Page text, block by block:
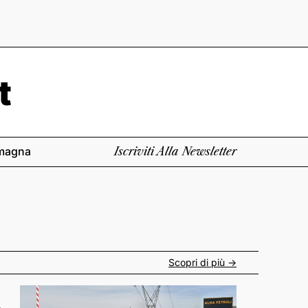
Iscriviti Alla Newsletter
Scopri di più ->